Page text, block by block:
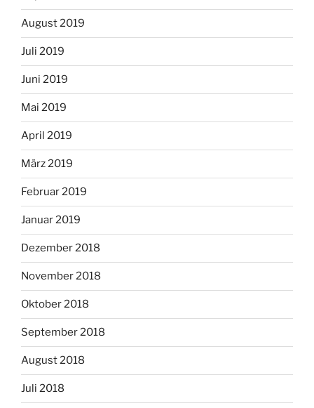
August 2019
Juli 2019
Juni 2019
Mai 2019
April 2019
März 2019
Februar 2019
Januar 2019
Dezember 2018
November 2018
Oktober 2018
September 2018
August 2018
Juli 2018